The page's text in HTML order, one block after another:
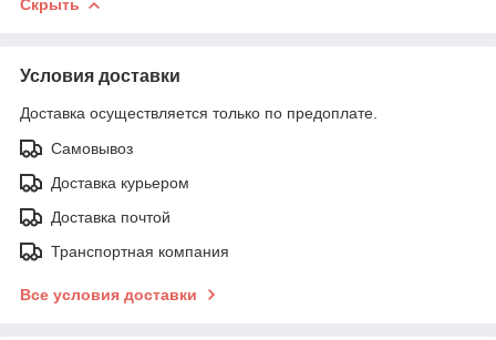
Скрыть
Условия доставки
Доставка осуществляется только по предоплате.
Самовывоз
Доставка курьером
Доставка почтой
Транспортная компания
Все условия доставки